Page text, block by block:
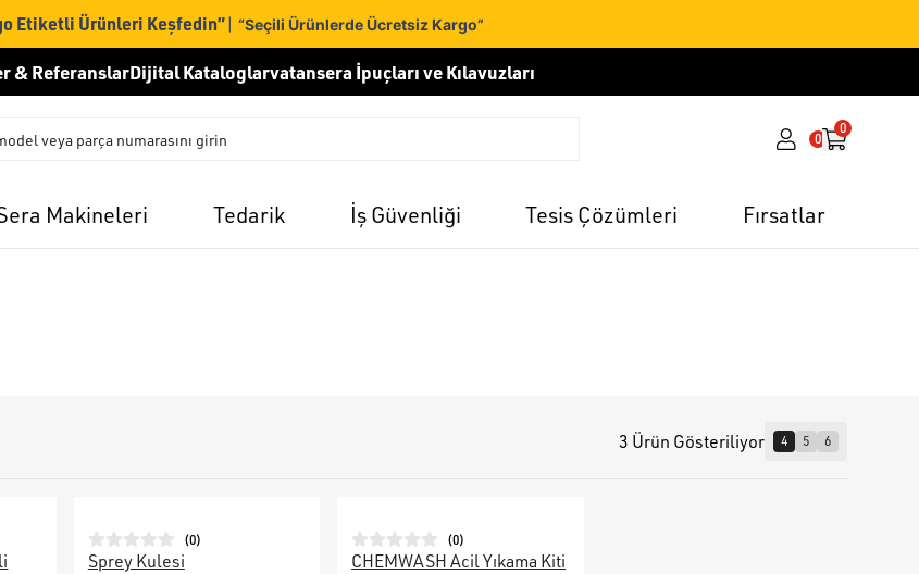
Etiketli Ürünleri Keşfedin”| “Seçili Ürünlerde Ücretsiz Kargo”
& ReferanslarDijital Kataloglarvatansera İpuçları ve Kılavuzları
0
0
Makineleri Tedarik İş Güvenliği Tesis Çözümleri Fırsatlar
3 Ürün Gösteriliyor 4 5 6
(0)
Sprey Kulesi
(0)
CHEMWASH Acil Yıkama Kiti